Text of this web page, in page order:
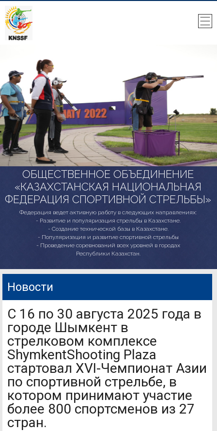
ОБЩЕСТВЕННОЕ ОБЪЕДИНЕНИЕ
«КАЗАХСТАНСКАЯ НАЦИОНАЛЬНАЯ
ФЕДЕРАЦИЯ СПОРТИВНОЙ СТРЕЛЬБЫ»
Федерация ведет активную работу в следующих направлениях:
- Развитие и популяризация стрельбы в Казахстане.
- Создание технической базы в Казахстане.
- Популяризация и развитие спортивной стрельбы
- Проведение соревнований всех уровней в городах
Республики Казахстан.
Новости
С 16 по 30 августа 2025 года в
городе Шымкент в
стрелковом комплексе
ShymkentShooting Plaza
стартовал XVI-Чемпионат Азии
по спортивной стрельбе, в
котором принимают участие
более 800 спортсменов из 27
стран.